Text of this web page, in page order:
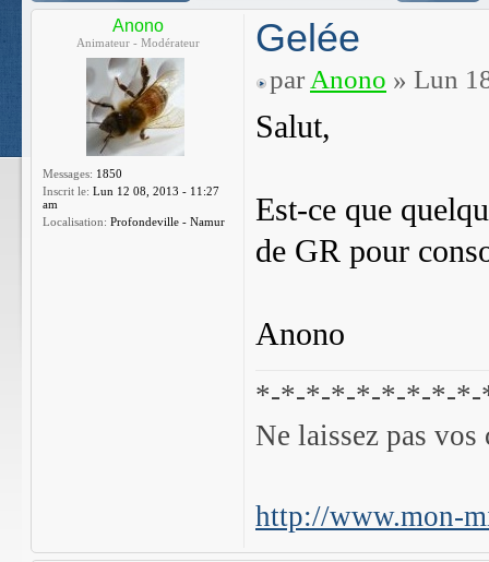
Anono
Animateur - Modérateur
Messages: 1850
Inscrit le: Lun 12 08, 2013 - 11:27
am
Localisation: Profondeville - Namur
Gelée
par Anono » Lun
Salut,
Est-ce que
de GR pour
Anono
*-*-*-*-*-*-*-*-
Ne laissez pas
http://www.mon-